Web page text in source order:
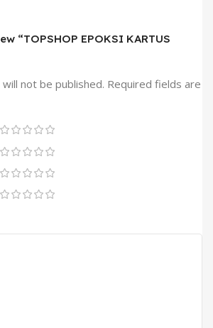
“TOPSHOP EPOKSI KARTUS
not be published. Required fields are